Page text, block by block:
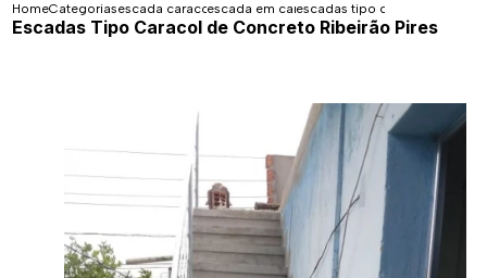
HomeCategoriasescada caracol de concretoescada em caracol de concreto
escadas tipo caracol de
Escadas Tipo Caracol de Concreto Ribeirão Pires